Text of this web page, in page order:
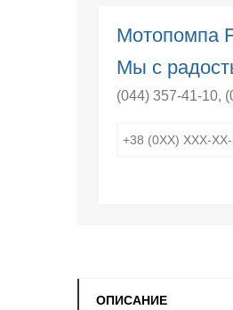
Мотопомпа
Мы с
(044) 357-41-10,
ОПИСАНИЕ